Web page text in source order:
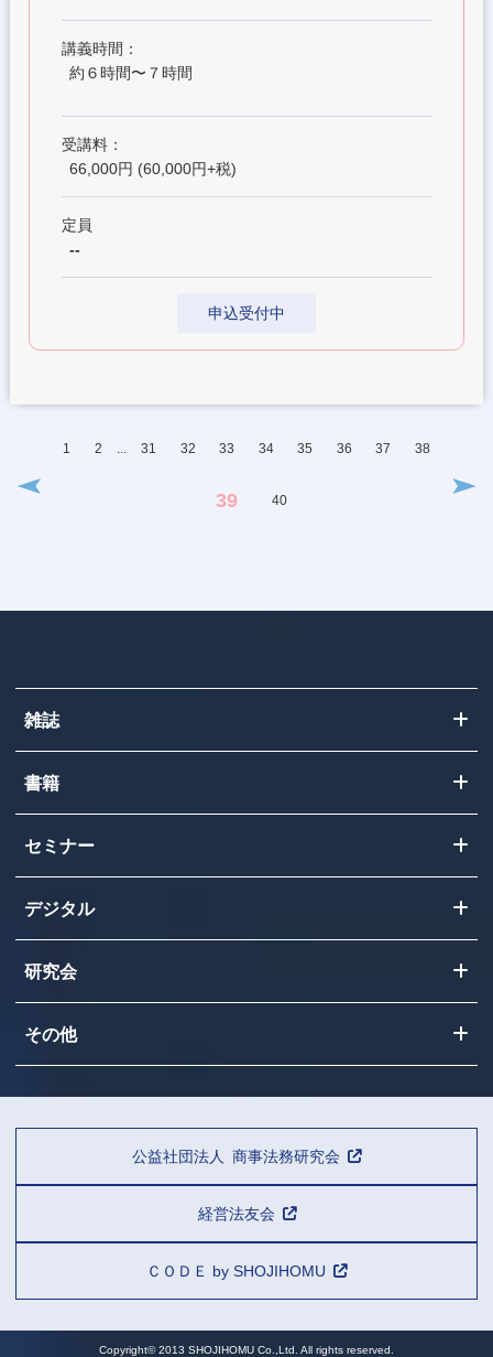
講義時間：
約６時間〜７時間
受講料：
66,000円 (60,000円+税)
定員
--
申込受付中
1 2 ... 31 32 33 34 35 36 37 38
39 40
雑誌
書籍
セミナー
デジタル
研究会
その他
公益社団法人 商事法務研究会
経営法友会
ＣＯＤＥ by SHOJIHOMU
Copyright© 2013 SHOJIHOMU Co.,Ltd. All rights reserved.